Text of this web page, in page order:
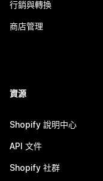
行銷與轉換
商店管理
資源
Shopify 說明中心
API 文件
Shopify 社群